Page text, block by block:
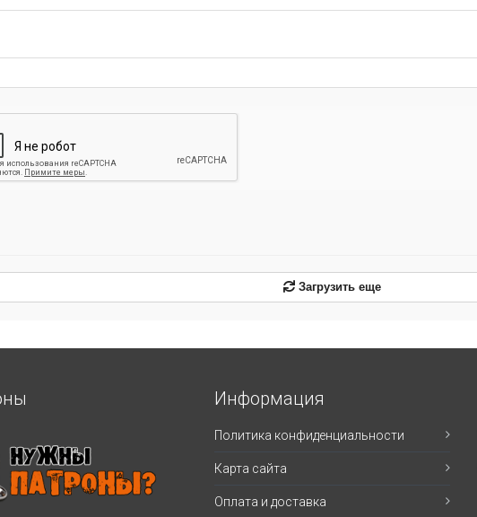
Загрузить еще
Информация
Политика конфиденциальности
Карта сайта
Оплата и доставка